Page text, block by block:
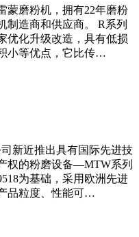
蒙磨粉机，拥有22年磨粉
制造商和供应商。 R系列
优化升级改造，具有低损
小等优点，它比传…
新近推出具有国际先进技
权的粉磨设备—MTW系列
为基础，采用欧洲先进
品粒度、性能可…